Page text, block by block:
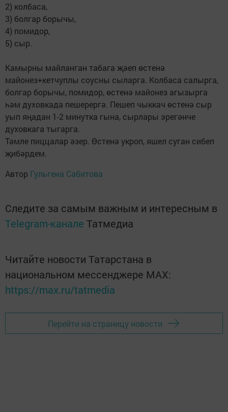
2) колбаса,
3) болгар борычы,
4) помидор,
5) сыр.
Камырны майланган табага җәеп өстенә
майонез+кетчуплы соусны сыларга. Колбаса салырга,
болгар борычы, помидор, өстенә майонез агызырга
һәм духовкада пешерергә. Пешеп чыккач өстенә сыр
уып яңадан 1-2 минутка гына, сырлары эрегәнче
духовкага тыгарга.
Тәмле пиццалар әзер. Өстенә укроп, яшел суган сибеп
җибәрдем.
Автор Гульгена Сабитова
Следите за самым важным и интересным в
Telegram-канале Татмедиа
Читайте новости Татарстана в
национальном мессенджере MАХ:
https://max.ru/tatmedia
Перейти на страницу новости